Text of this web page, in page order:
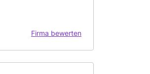
Firma bewerten